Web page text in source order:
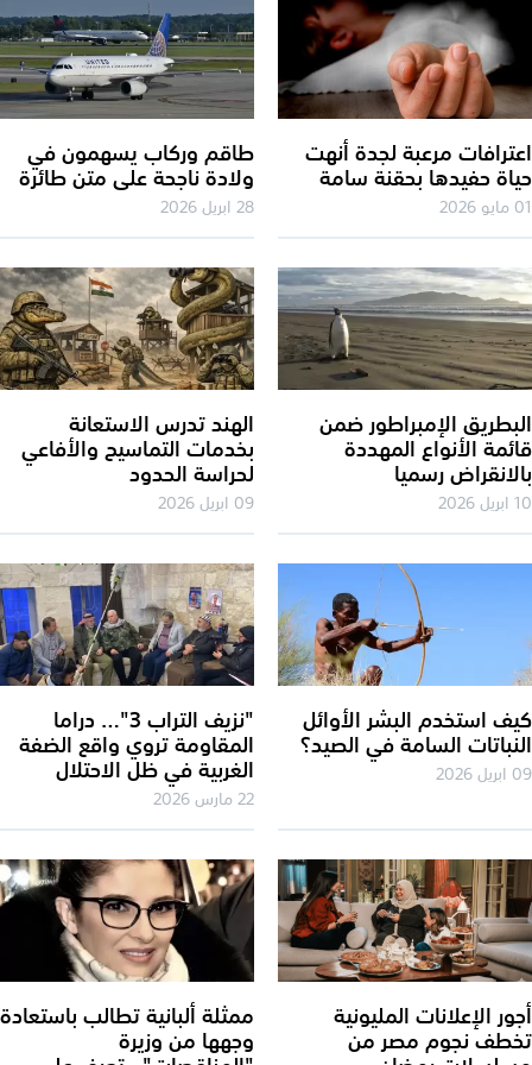
مرعبة لجدة أنهت
حفيدها بحقنة سامة
طاقم وركاب يسهمون في
ولادة ناجحة على متن طائرة
28 ابريل 2026
الإمبراطور ضمن
الأنواع المهددة
رسميا
الهند تدرس الاستعانة
بخدمات التماسيح والأفاعي
لحراسة الحدود
09 ابريل 2026
استخدم البشر الأوائل
السامة في الصيد؟
"نزيف التراب 3"… دراما
المقاومة تروي واقع الضفة
الغربية في ظل الاحتلال
22 مارس 2026
الإعلانات المليونية
نجوم مصر من
ممثلة ألبانية تطالب باستعادة
وجهها من وزيرة